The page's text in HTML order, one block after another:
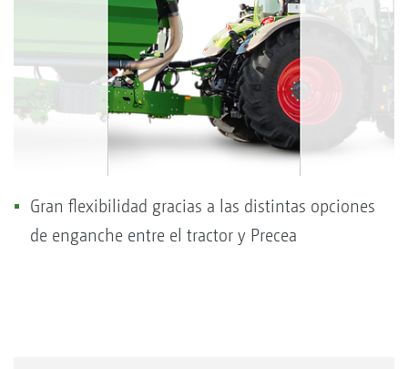
Gran flexibilidad gracias a las distintas opciones
de enganche entre el tractor y Precea